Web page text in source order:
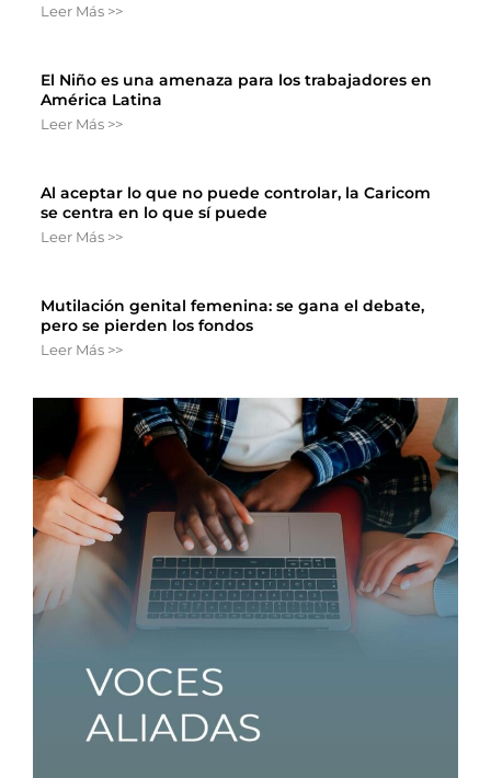
Leer Más >>
El Niño es una amenaza para los trabajadores en
América Latina
Leer Más >>
Al aceptar lo que no puede controlar, la Caricom
se centra en lo que sí puede
Leer Más >>
Mutilación genital femenina: se gana el debate,
pero se pierden los fondos
Leer Más >>